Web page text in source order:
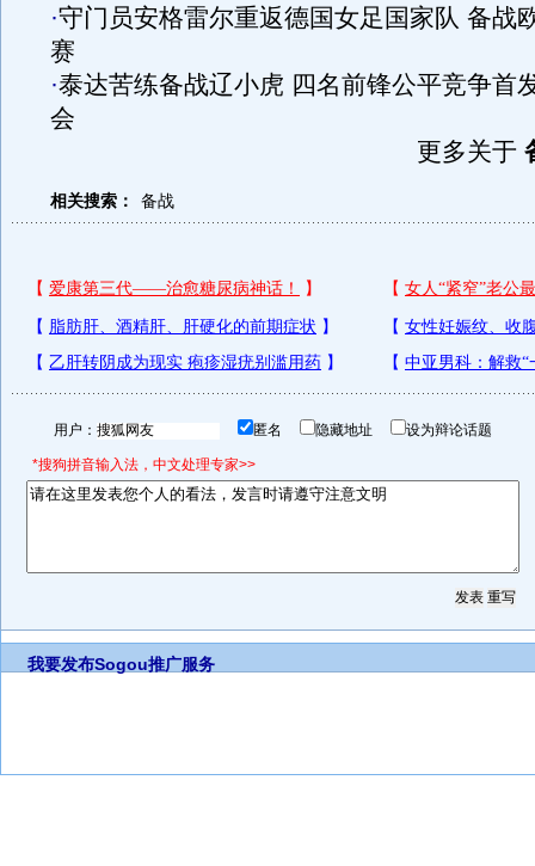
·守门员安格雷尔重返德国女足国家队 备战
赛
·泰达苦练备战辽小虎 四名前锋公平竞争首
会
更多关于
相关搜索： 备战
用户： 匿名 隐藏地址 设为辩论话题
*搜狗拼音输入法，中文处理专家>>
我要发布Sogou推广服务